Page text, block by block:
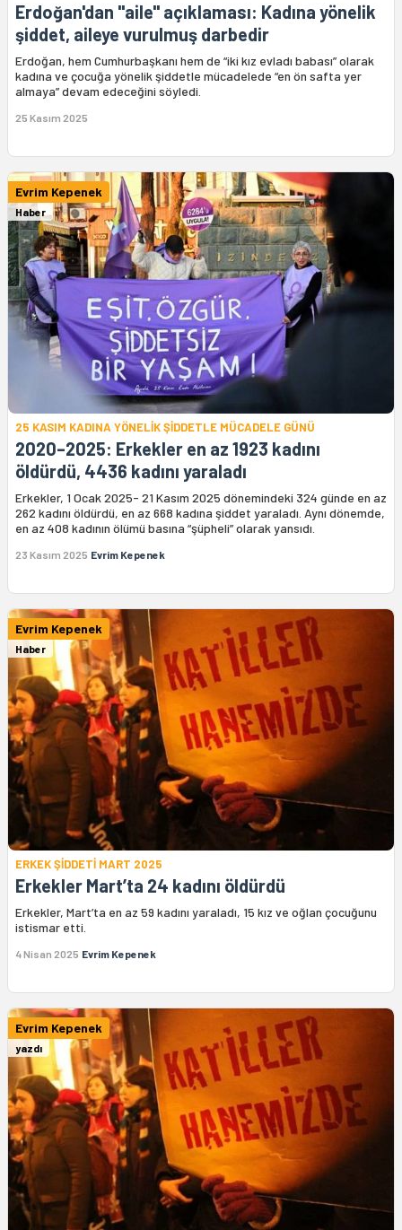
Erdoğan'dan "aile" açıklaması: Kadına yönelik
şiddet, aileye vurulmuş darbedir
Erdoğan, hem Cumhurbaşkanı hem de “iki kız evladı babası” olarak
kadına ve çocuğa yönelik şiddetle mücadelede “en ön safta yer
almaya” devam edeceğini söyledi.
25 Kasım 2025
Evrim Kepenek
Haber
25 KASIM KADINA YÖNELİK ŞİDDETLE MÜCADELE GÜNÜ
2020–2025: Erkekler en az 1923 kadını
öldürdü, 4436 kadını yaraladı
Erkekler, 1 Ocak 2025- 21 Kasım 2025 dönemindeki 324 günde en az
262 kadını öldürdü, en az 668 kadına şiddet yaraladı. Aynı dönemde,
en az 408 kadının ölümü basına “şüpheli” olarak yansıdı.
23 Kasım 2025 Evrim Kepenek
Evrim Kepenek
Haber
ERKEK ŞİDDETİ MART 2025
Erkekler Mart’ta 24 kadını öldürdü
Erkekler, Mart’ta en az 59 kadını yaraladı, 15 kız ve oğlan çocuğunu
istismar etti.
4 Nisan 2025 Evrim Kepenek
Evrim Kepenek
yazdı